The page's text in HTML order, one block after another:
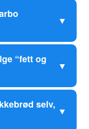
“fett og
selv,